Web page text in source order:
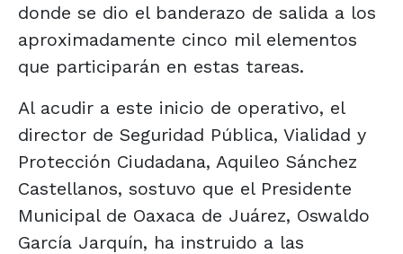
donde se dio el banderazo de salida a los
aproximadamente cinco mil elementos
que participarán en estas tareas.
Al acudir a este inicio de operativo, el
director de Seguridad Pública, Vialidad y
Protección Ciudadana, Aquileo Sánchez
Castellanos, sostuvo que el Presidente
Municipal de Oaxaca de Juárez, Oswaldo
García Jarquín, ha instruido a las